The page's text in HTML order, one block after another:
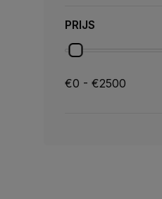
PRIJS
€0 - €2500